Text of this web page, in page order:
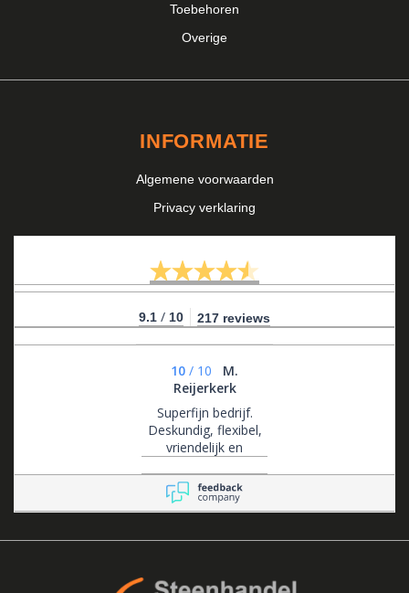
Toebehoren
Overige
INFORMATIE
Algemene voorwaarden
Privacy verklaring
9.1 / 10 217 reviews
10 / 10
M.
Reijerkerk
Superfijn bedrijf.
Deskundig, flexibel,
vriendelijk en